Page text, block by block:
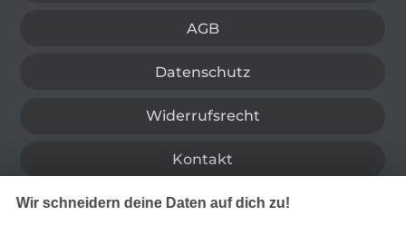
AGB
Datenschutz
Widerrufsrecht
Kontakt
Bestellung widerrufen
Wir schneidern deine Daten auf dich zu!